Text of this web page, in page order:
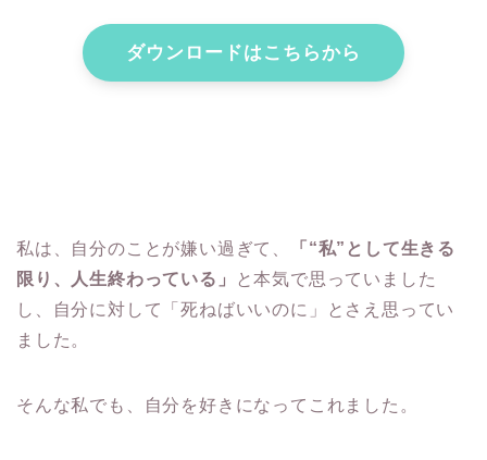
ダウンロードはこちらから
私は、自分のことが嫌い過ぎて、
「“私”として生きる
限り、人生終わっている」
と本気で思っていました
し、自分に対して「死ねばいいのに」とさえ思ってい
ました。
そんな私でも、自分を好きになってこれました。